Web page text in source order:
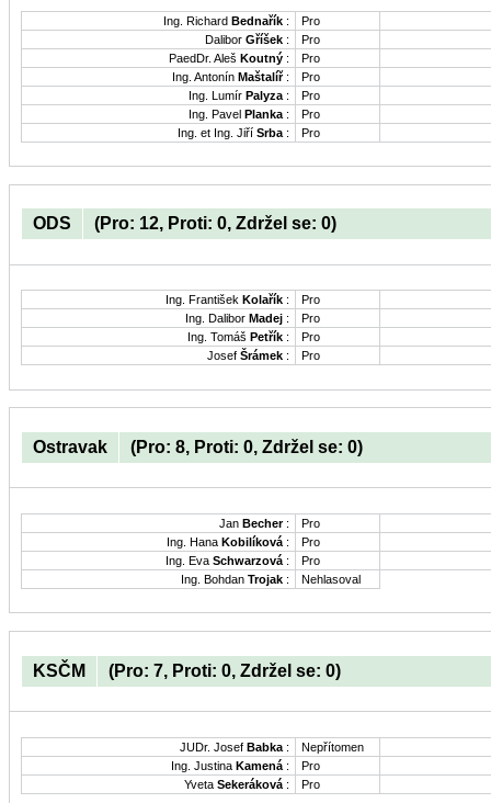
Ing. Richard Bednařík :
Pro
Dalibor Gříšek :
Pro
PaedDr. Aleš Koutný :
Pro
Ing. Antonín Maštalíř:
Pro
Ing. Lumír Palyza :
Pro
Ing. Pavel Planka :
Pro
Ing. et Ing. Jiří Srba : Pro
ODS (Pro: 12, Proti: 0, Zdržel se: 0)
Ing. František Kolařík :
Pro
Ing. Dalibor Madej :
Pro
Ing. Tomáš Petřík :
Pro
Josef Šrámek : Pro
Ostravak (Pro: 8, Proti: 0, Zdržel se: 0)
Jan Becher:
Pro
Ing. Hana Kobilíková :
Pro
Ing. Eva Schwarzová :
Pro
Ing. Bohdan Trojak : Nehlasoval
KSČM (Pro: 7, Proti: 0, Zdržel se: 0)
JUDr. Josef Babka :
Nepřítomen
Ing. Justina Kamená :
Pro
Yveta Sekeráková : Pro